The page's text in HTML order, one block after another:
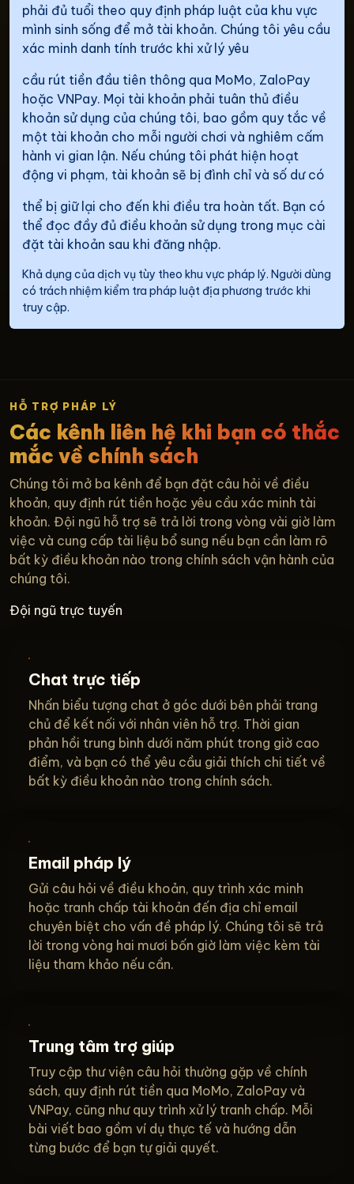
phải đủ tuổi theo quy định pháp luật của khu vực
mình sinh sống để mở tài khoản. Chúng tôi yêu cầu
xác minh danh tính trước khi xử lý yêu
cầu rút tiền đầu tiên thông qua MoMo, ZaloPay
hoặc VNPay. Mọi tài khoản phải tuân thủ điều
khoản sử dụng của chúng tôi, bao gồm quy tắc về
một tài khoản cho mỗi người chơi và nghiêm cấm
hành vi gian lận. Nếu chúng tôi phát hiện hoạt
động vi phạm, tài khoản sẽ bị đình chỉ và số dư có
thể bị giữ lại cho đến khi điều tra hoàn tất. Bạn có
thể đọc đầy đủ điều khoản sử dụng trong mục cài
đặt tài khoản sau khi đăng nhập.
Khả dụng của dịch vụ tùy theo khu vực pháp lý. Người dùng
có trách nhiệm kiểm tra pháp luật địa phương trước khi
truy cập.
HỖ TRỢ PHÁP LÝ
Các kênh liên hệ khi bạn có thắc
mắc về chính sách
Chúng tôi mở ba kênh để bạn đặt câu hỏi về điều
khoản, quy định rút tiền hoặc yêu cầu xác minh tài
khoản. Đội ngũ hỗ trợ sẽ trả lời trong vòng vài giờ làm
việc và cung cấp tài liệu bổ sung nếu bạn cần làm rõ
bất kỳ điều khoản nào trong chính sách vận hành của
chúng tôi.
Đội ngũ trực tuyến
Chat trực tiếp
Nhấn biểu tượng chat ở góc dưới bên phải trang
chủ để kết nối với nhân viên hỗ trợ. Thời gian
phản hồi trung bình dưới năm phút trong giờ cao
điểm, và bạn có thể yêu cầu giải thích chi tiết về
bất kỳ điều khoản nào trong chính sách.
Email pháp lý
Gửi câu hỏi về điều khoản, quy trình xác minh
hoặc tranh chấp tài khoản đến địa chỉ email
chuyên biệt cho vấn đề pháp lý. Chúng tôi sẽ trả
lời trong vòng hai mươi bốn giờ làm việc kèm tài
liệu tham khảo nếu cần.
Trung tâm trợ giúp
Truy cập thư viện câu hỏi thường gặp về chính
sách, quy định rút tiền qua MoMo, ZaloPay và
VNPay, cũng như quy trình xử lý tranh chấp. Mỗi
bài viết bao gồm ví dụ thực tế và hướng dẫn
từng bước để bạn tự giải quyết.